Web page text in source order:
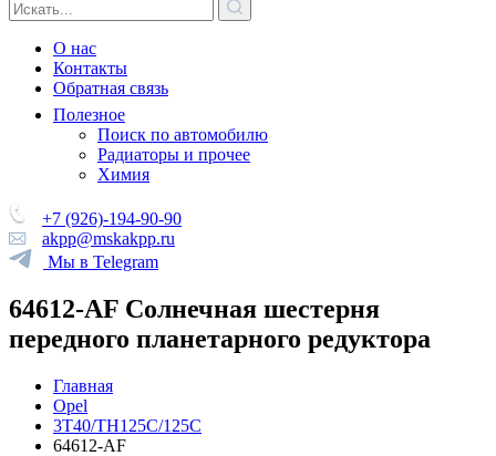
О нас
Контакты
Обратная связь
Полезное
Поиск по автомобилю
Радиаторы и прочее
Химия
+7 (926)-194-90-90
akpp@mskakpp.ru
Мы в Telegram
64612-AF Солнечная шестерня
передного планетарного редуктора
Главная
Opel
3T40/TH125C/125C
64612-AF